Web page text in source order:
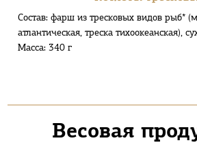
Состав: фарш из тресковых видов рыб*
атлантическая, треска тихоокеанская),
Масса: 340 г
Весовая